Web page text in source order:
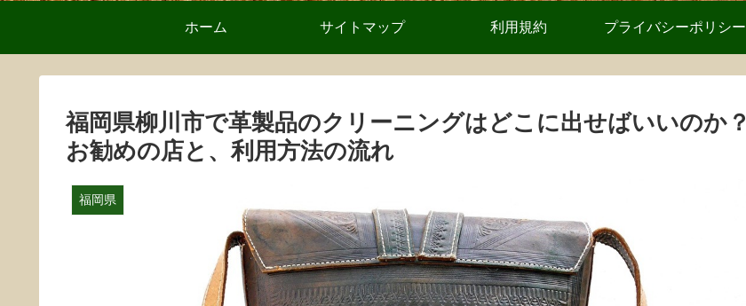
ホーム サイトマップ 利用規約 プライバシーポリシー
福岡県柳川市で革製品のクリーニングはどこに出せばいいのか？
お勧めの店と、利用方法の流れ
福岡県